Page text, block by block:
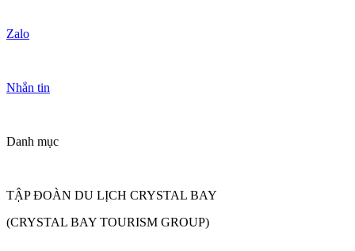
Zalo
Nhắn tin
Danh mục
TẬP ĐOÀN DU LỊCH CRYSTAL BAY
(CRYSTAL BAY TOURISM GROUP)